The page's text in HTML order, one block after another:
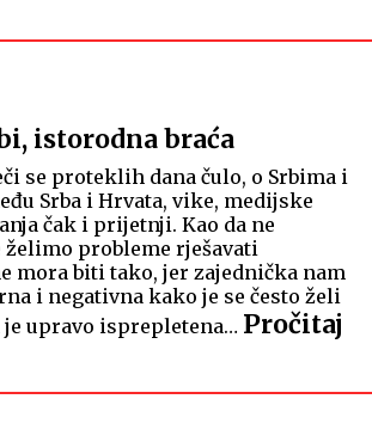
istorodna braća
se proteklih dana čulo, o Srbima i
Srba i Hrvata, vike, medijske
čak i prijetnji. Kao da ne
probleme rješavati
mora biti tako, jer zajednička nam
i negativna kako je se često želi
upravo isprepletena… Pročitaj